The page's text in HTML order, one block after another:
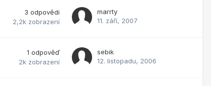
3 odpovědi
2,2k zobrazení
marrty
11. září, 2007
1 odpověď
2k zobrazení
sebik
12. listopadu, 2006